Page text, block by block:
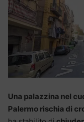
Una palazzina nel
Palermo rischia di